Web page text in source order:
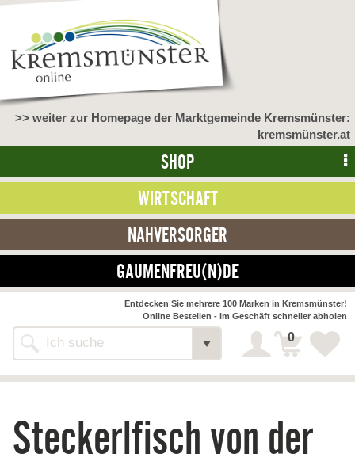
>> weiter zur Homepage der Marktgemeinde Kremsmünster:
kremsmünster.at
SHOP
WIRTSCHAFT
NAHVERSORGER
GAUMENFREU(N)DE
Alle Webseiten
Entdecken Sie mehrere 100 Marken in Kremsmünster!
Online Bestellen - im Geschäft schneller abholen
0
Steckerlfisch von der